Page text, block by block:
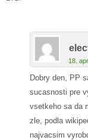
18.
Dobry den, PP
sucasnosti pre
vsetkeho sa da
zle, podla
najvacsim